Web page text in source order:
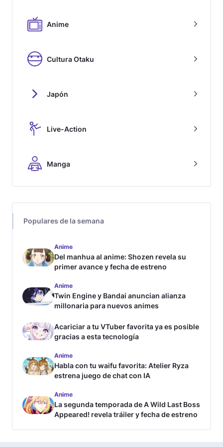
Anime
Cultura Otaku
Japón
Live-Action
Manga
Populares de la semana
Anime
Del manhua al anime: Shozen revela su
primer avance y fecha de estreno
Anime
Twin Engine y Bandai anuncian alianza
millonaria para nuevos animes
Acariciar a tu VTuber favorita ya es posible
gracias a esta tecnología
Anime
Habla con tu waifu favorita: Atelier Ryza
estrena juego de chat con IA
Anime
La segunda temporada de A Wild Last Boss
Appeared! revela tráiler y fecha de estreno